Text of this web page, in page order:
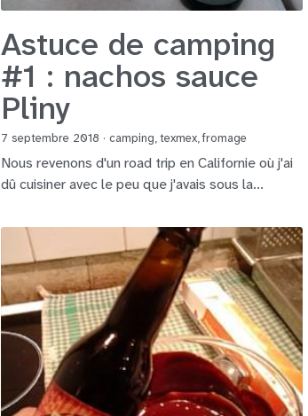
Astuce de camping
#1 : nachos sauce
Pliny
7 septembre 2018 · camping,texmex,fromage
Nous revenons d'un road trip en Californie où j'ai
dû cuisiner avec le peu que j'avais sous la...